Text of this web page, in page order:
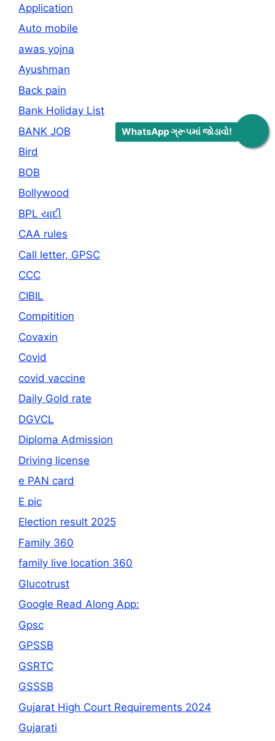
WhatsApp ગ્રૂપમાં જોડાવો!
Application
Auto mobile
awas yojna
Ayushman
Back pain
Bank Holiday List
BANK JOB
Bird
BOB
Bollywood
BPL યાદી
CAA rules
Call letter, GPSC
CCC
CIBIL
Compitition
Covaxin
Covid
covid vaccine
Daily Gold rate
DGVCL
Diploma Admission
Driving license
e PAN card
E pic
Election result 2025
Family 360
family live location 360
Glucotrust
Google Read Along App:
Gpsc
GPSSB
GSRTC
GSSSB
Gujarat High Court Requirements 2024
Gujarati